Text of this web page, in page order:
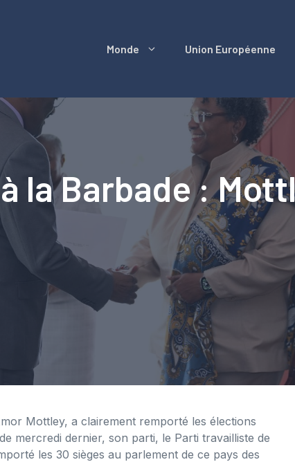
Monde Union Européenne
la Barbade :
Mottley, a clairement remporté les élections
mercredi dernier, son parti, le Parti travailliste de
les 30 sièges au parlement de ce pays des